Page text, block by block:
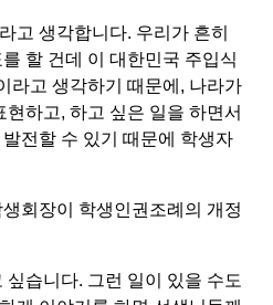
고 생각합니다. 우리가 흔히
할 건데 이 대한민국 주입식
라고 생각하기 때문에 , 나라가
현하고, 하고 싶은 일을 하면서
전할 수 있기 때문에 학생자
회장이 학생인권조례의 개정
싶습니다. 그런 일이 있을 수도